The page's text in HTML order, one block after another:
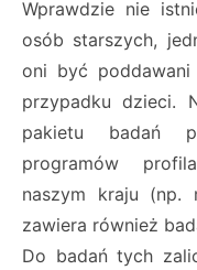
Wprawdzie nie
osób starszych,
oni być
przypadku dzieci.
pakietu badań
programów
naszym kraju (np.
zawiera również
Do badań tych